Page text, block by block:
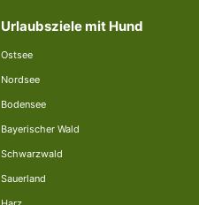
Urlaubsziele mit Hund
Ostsee
Nordsee
Bodensee
Bayerischer Wald
Schwarzwald
Sauerland